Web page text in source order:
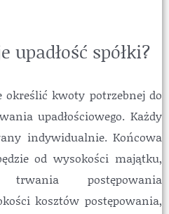
upadłość spółki?
określić kwoty potrzebnej do
upadłościowego. Każdy
indywidualnie. Końcowa
od wysokości majątku,
trwania postępowania
kosztów postępowania,